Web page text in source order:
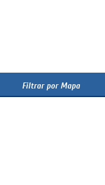
Filtrar por Mapa